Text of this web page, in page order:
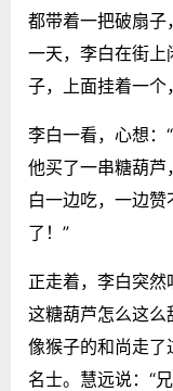
都带着一把破扇子
一天，李白在街
子，上面挂着一个
李白一看，心想：
他买了一串糖葫
白一边吃，一边
了！”
正走着，李白突然
这糖葫芦怎么这么
像猴子的和尚走了
名士。慧远说：“